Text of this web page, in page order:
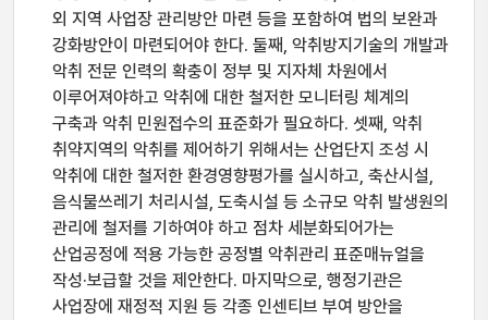
외 지역 사업장 관리방안 마련 등을 포함하여 법의 보완과
강화방안이 마련되어야 한다. 둘째, 악취방지기술의 개발과
악취 전문 인력의 확충이 정부 및 지자체 차원에서
이루어져야하고 악취에 대한 철저한 모니터링 체계의
구축과 악취 민원접수의 표준화가 필요하다. 셋째, 악취
취약지역의 악취를 제어하기 위해서는 산업단지 조성 시
악취에 대한 철저한 환경영향평가를 실시하고, 축산시설,
음식물쓰레기 처리시설, 도축시설 등 소규모 악취 발생원의
관리에 철저를 기하여야 하고 점차 세분화되어가는
산업공정에 적용 가능한 공정별 악취관리 표준매뉴얼을
작성·보급할 것을 제안한다. 마지막으로, 행정기관은
사업장에 재정적 지원 등 각종 인센티브 부여 방안을